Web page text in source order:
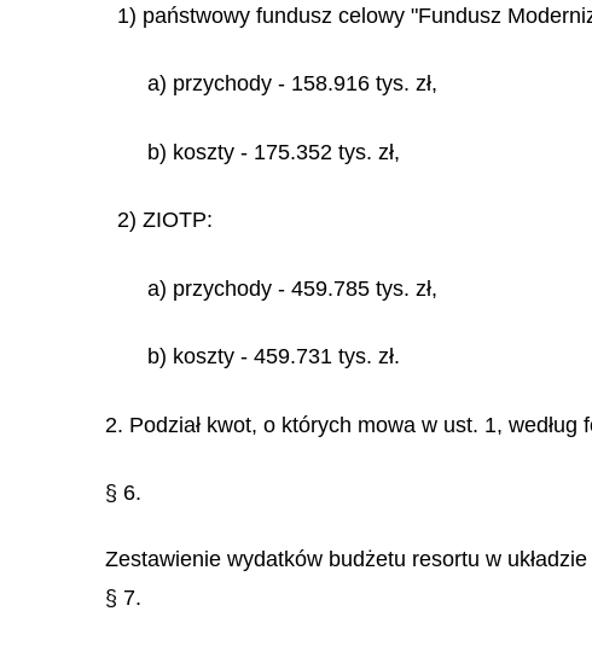
1) państwowy fundusz celowy "Fundusz
a) przychody - 158.916 tys. zł,
b) koszty - 175.352 tys. zł,
2) ZIOTP:
a) przychody - 459.785 tys. zł,
b) koszty - 459.731 tys. zł.
2. Podział kwot, o których mowa w ust. 1,
§ 6.
Zestawienie wydatków budżetu resortu w
§ 7.